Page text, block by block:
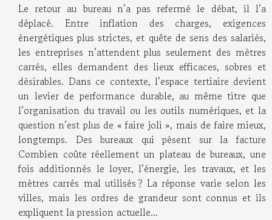
Le retour au bureau n’a pas refermé le débat, il l’a
déplacé. Entre inflation des charges, exigences
énergétiques plus strictes, et quête de sens des salariés,
les entreprises n’attendent plus seulement des mètres
carrés, elles demandent des lieux efficaces, sobres et
désirables. Dans ce contexte, l’espace tertiaire devient
un levier de performance durable, au même titre que
l’organisation du travail ou les outils numériques, et la
question n’est plus de « faire joli », mais de faire mieux,
longtemps. Des bureaux qui pèsent sur la facture
Combien coûte réellement un plateau de bureaux, une
fois additionnés le loyer, l’énergie, les travaux, et les
mètres carrés mal utilisés ? La réponse varie selon les
villes, mais les ordres de grandeur sont connus et ils
expliquent la pression actuelle...